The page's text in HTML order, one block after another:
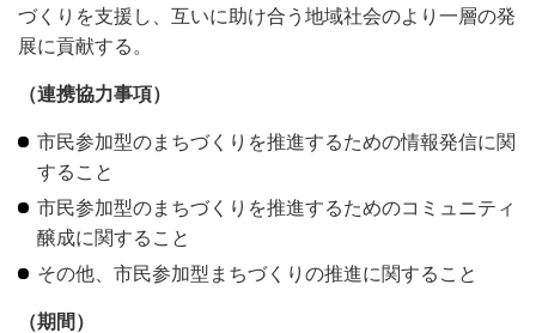
づくりを支援し、互いに助け合う地域社会のより一層の発
展に貢献する。
（連携協力事項）
市民参加型のまちづくりを推進するための情報発信に関
すること
市民参加型のまちづくりを推進するためのコミュニティ
醸成に関すること
その他、市民参加型まちづくりの推進に関すること
（期間）